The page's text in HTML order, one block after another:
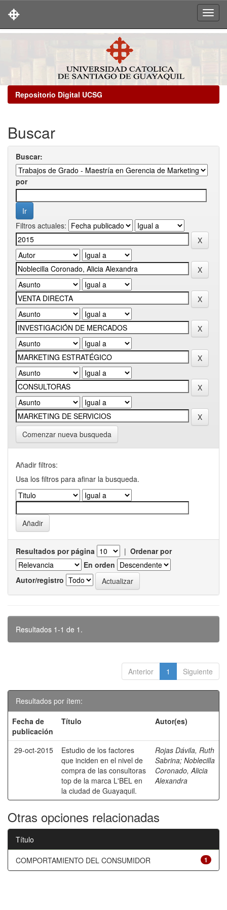
Repositorio Digital UCSG
Buscar
Buscar:
por
Filtros actuales:
Comenzar nueva busqueda
Añadir filtros:
Usa los filtros para afinar la busqueda.
Resultados por página | Ordenar por
En orden
Autor/registro
Resultados 1-1 de 1.
Anterior 1 Siguiente
Resultados por ítem:
Fecha de
publicación
Título Autor(es)
29-oct-2015
Estudio de los factores
que inciden en el nivel de
compra de las consultoras
top de la marca L'BEL en
la ciudad de Guayaquil.
Rojas Dávila, Ruth
Sabrina; Noblecilla
Coronado, Alicia
Alexandra
Otras opciones relacionadas
Título
1
COMPORTAMIENTO DEL CONSUMIDOR